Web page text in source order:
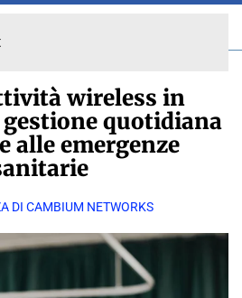
wireless in
quotidiana
alle emergenze
DI CAMBIUM NETWORKS